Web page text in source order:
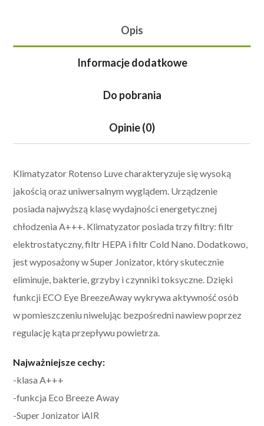
Opis
Informacje dodatkowe
Do pobrania
Opinie (0)
Klimatyzator Rotenso Luve charakteryzuje się wysoką
jakością oraz uniwersalnym wyglądem. Urządzenie
posiada najwyższą klasę wydajności energetycznej
chłodzenia A+++. Klimatyzator posiada trzy filtry: filtr
elektrostatyczny, filtr HEPA i filtr Cold Nano. Dodatkowo,
jest wyposażony w Super Jonizator, który skutecznie
eliminuje, bakterie, grzyby i czynniki toksyczne. Dzięki
funkcji ECO Eye BreezeAway wykrywa aktywność osób
w pomieszczeniu niwelując bezpośredni nawiew poprzez
regulację kąta przepływu powietrza.
Najważniejsze cechy:
-klasa A+++
-funkcja Eco Breeze Away
-Super Jonizator iAIR